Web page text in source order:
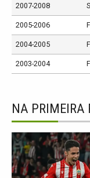
2007-2008
2005-2006
2004-2005
2003-2004
NA PRIMEIRA